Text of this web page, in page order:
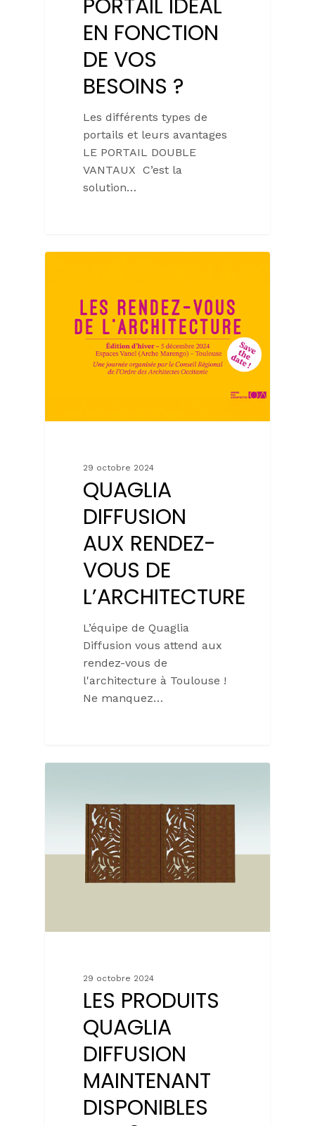
PORTAIL IDÉAL
EN FONCTION
DE VOS
BESOINS ?
Les différents types de
portails et leurs avantages
LE PORTAIL DOUBLE
VANTAUX C’est la
solution…
29 octobre 2024
QUAGLIA
DIFFUSION
AUX RENDEZ-
VOUS DE
L’ARCHITECTURE
L’équipe de Quaglia
Diffusion vous attend aux
rendez-vous de
l'architecture à Toulouse !
Ne manquez…
29 octobre 2024
LES PRODUITS
QUAGLIA
DIFFUSION
MAINTENANT
DISPONIBLES